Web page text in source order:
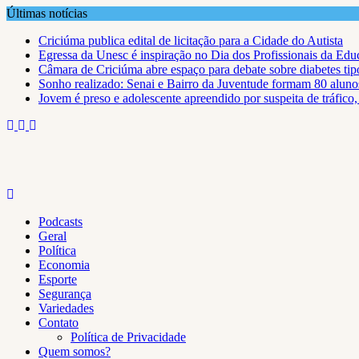
Skip
content
Últimas notícias
Criciúma publica edital de licitação para a Cidade do Autista
Egressa da Unesc é inspiração no Dia dos Profissionais da
Câmara de Criciúma abre espaço para debate sobre diabetes
Sonho realizado: Senai e Bairro da Juventude formam 80
Jovem é preso e adolescente apreendido por suspeita de
Podcasts
Geral
Política
Economia
Esporte
Segurança
Variedades
Contato
Política de Privacidade
Quem somos?